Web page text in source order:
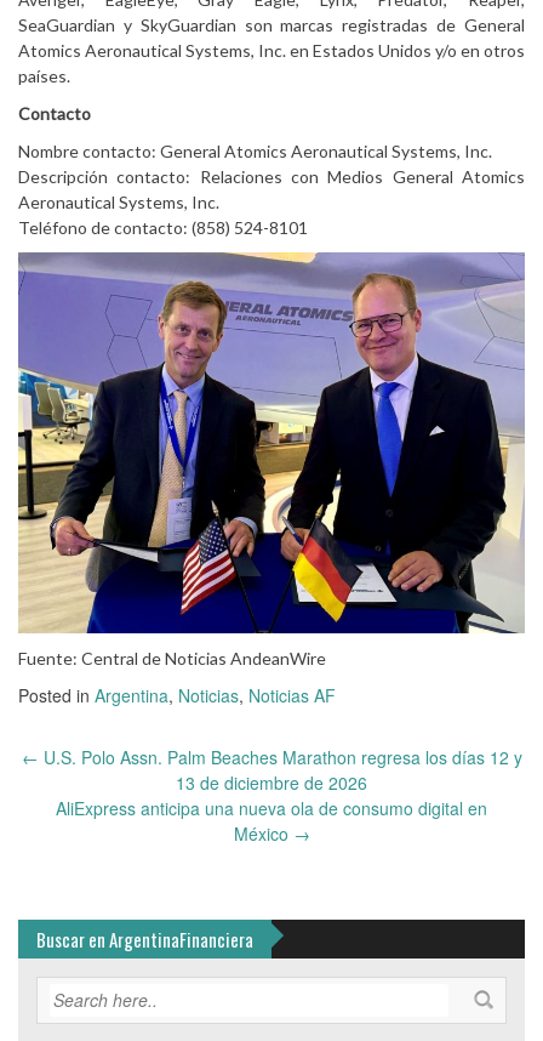
SeaGuardian y SkyGuardian son marcas registradas de General
Atomics Aeronautical Systems, Inc. en Estados Unidos y/o en otros
países.
Contacto
Nombre contacto: General Atomics Aeronautical Systems, Inc.
Descripción contacto: Relaciones con Medios General Atomics
Aeronautical Systems, Inc.
Teléfono de contacto: (858) 524-8101
Fuente: Central de Noticias AndeanWire
Posted in Argentina, Noticias, Noticias AF
Post
← U.S. Polo Assn. Palm Beaches Marathon regresa los días 12 y
13 de diciembre de 2026
AliExpress anticipa una nueva ola de consumo digital en
México →
Buscar en ArgentinaFinanciera